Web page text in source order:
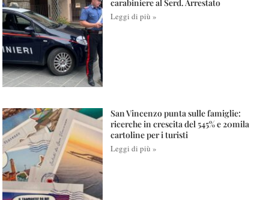
carabiniere al Serd. Arrestato
Leggi di più »
San Vincenzo punta sulle famiglie:
ricerche in crescita del 545% e 20mila
cartoline per i turisti
Leggi di più »